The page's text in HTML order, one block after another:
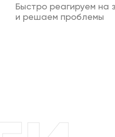
Быстро реагируем на
и решаем проблемы